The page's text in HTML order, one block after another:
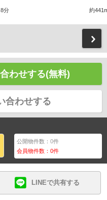
分 約
わせする(無料)
合わせする
公開物件数：0件
会員物件数：0件
LINEで共有する